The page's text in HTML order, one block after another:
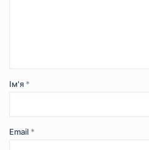
Ім'я *
Email *